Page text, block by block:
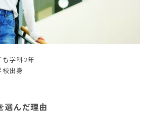
学科2年
出身
選んだ理由